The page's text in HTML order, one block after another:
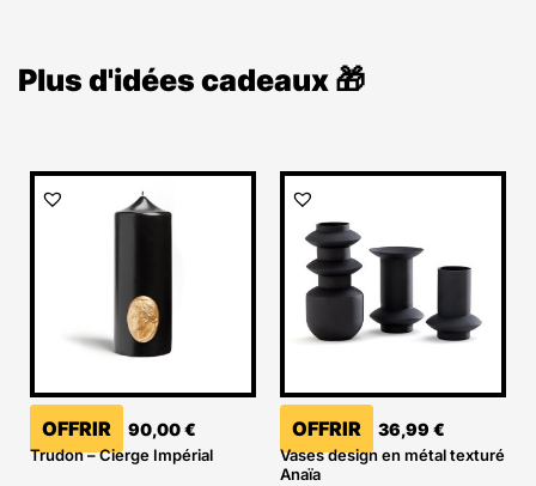
Plus d'idées cadeaux 🎁
OFFRIR 90,00€
Trudon – Cierge Impérial
OFFRIR 36,99 €
Vases design en métal texturé
Anaïa